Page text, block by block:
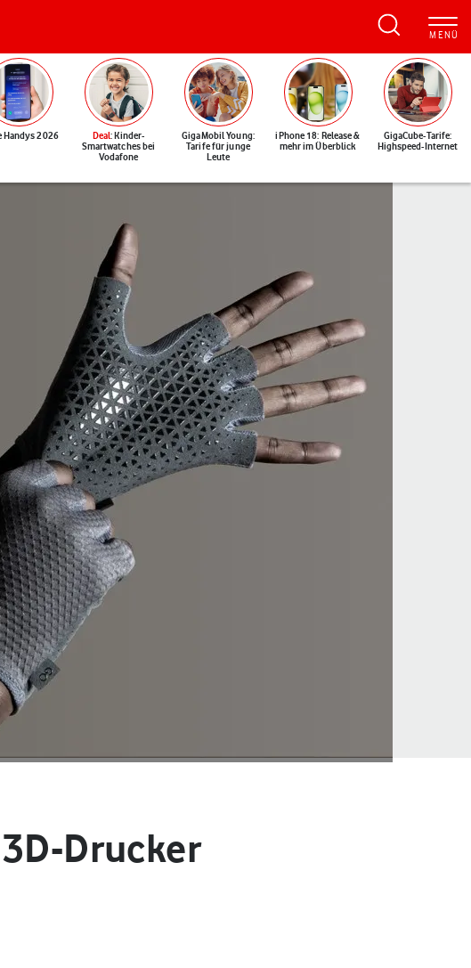
Handys 2026 Deal: Kinder-
Smartwatches bei
Vodafone
GigaMobil Young:
Tarife für junge
Leute
iPhone 18: Release &
mehr im Überblick
GigaCube-Tarife:
Highspeed-Internet
Drucker